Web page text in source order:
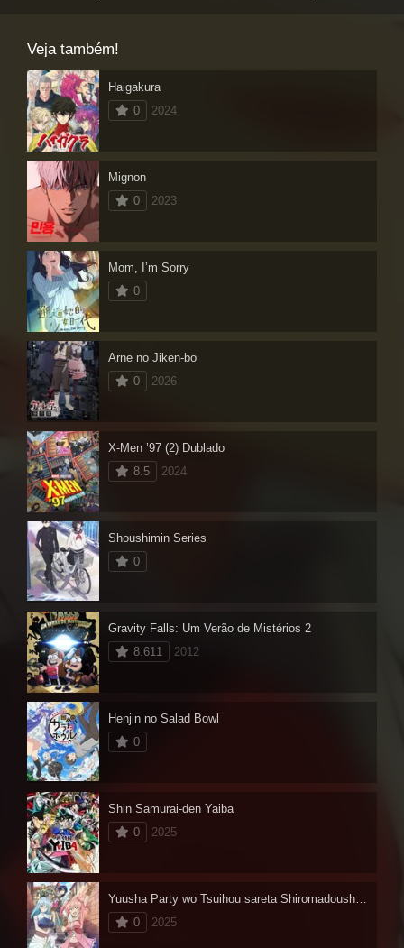
Veja também!
Haigakura
0
2024
Mignon
0
2023
Mom, I’m Sorry
0
Arne no Jiken-bo
0
2026
X-Men ’97 (2) Dublado
8.5
2024
Shoushimin Series
0
Gravity Falls: Um Verão de Mistérios 2
8.611
2012
Henjin no Salad Bowl
0
Shin Samurai-den Yaiba
0
2025
Yuusha Party wo Tsuihou sareta Shiromadoushi, S-Rank Boukensha ni Hirowareru: Kono Shiromadoushi ga Kikakugai Sugiru
0
2025